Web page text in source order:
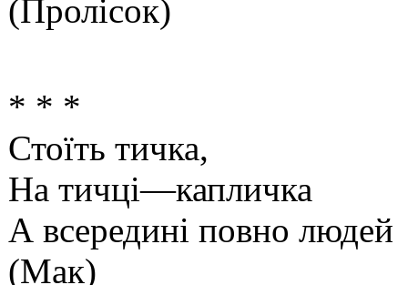
(Пролісок)
* * *
Стоїть тичка,
На тичці—капличка
А всередині повно людей
(Мак)